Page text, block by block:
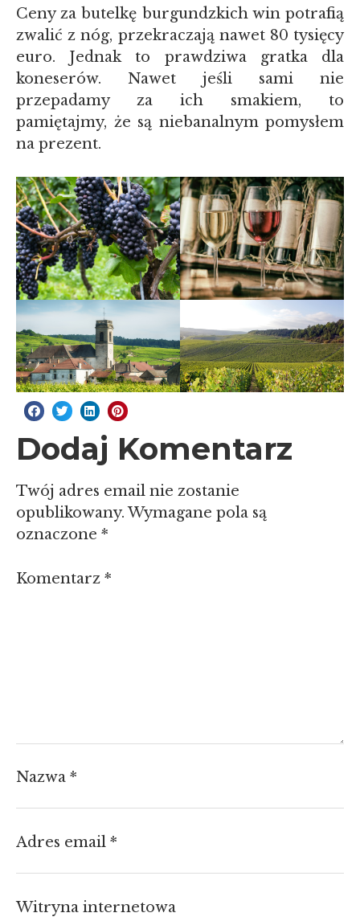
Ceny za butelkę burgundzkich win potrafią
zwalić z nóg, przekraczają nawet 80 tysięcy
euro. Jednak to prawdziwa gratka dla
koneserów. Nawet jeśli sami nie
przepadamy za ich smakiem, to
pamiętajmy, że są niebanalnym pomysłem
na prezent.
Dodaj Komentarz
Twój adres email nie zostanie
opublikowany. Wymagane pola są
oznaczone *
Komentarz *
Nazwa *
Adres email *
Witryna internetowa